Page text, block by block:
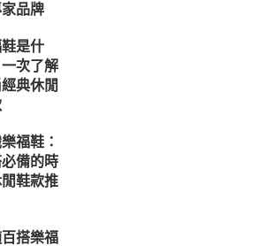
品牌
是什
次了解
典休閒
福鞋：
備的時
鞋款推
搭樂福